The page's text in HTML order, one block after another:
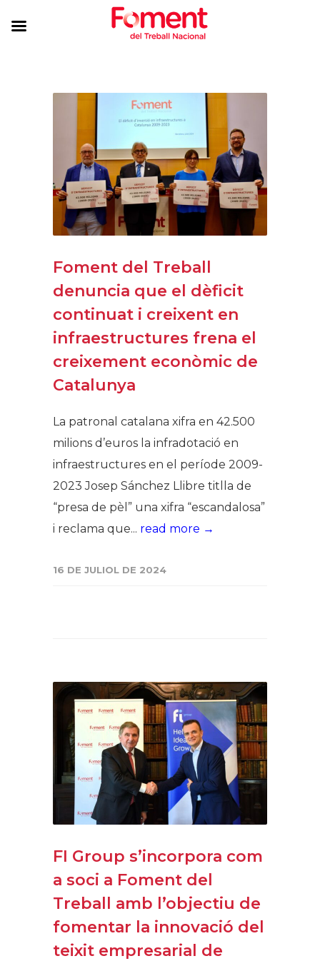
Foment del Treball
denuncia que el dèficit
continuat i creixent en
infraestructures frena el
creixement econòmic de
Catalunya
La patronal catalana xifra en 42.500
milions d’euros la infradotació en
infraestructures en el període 2009-
2023 Josep Sánchez Llibre titlla de
“presa de pèl” una xifra “escandalosa”
i reclama que... read more →
16 DE JULIOL DE 2024
FI Group s’incorpora com
a soci a Foment del
Treball amb l’objectiu de
fomentar la innovació del
teixit empresarial de